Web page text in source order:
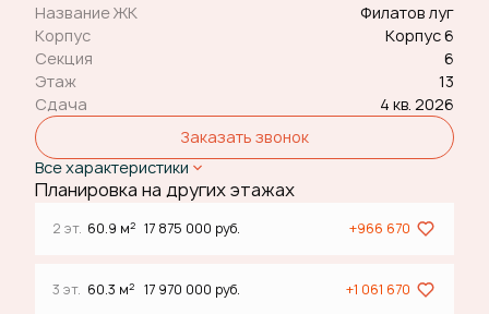
Название ЖК
Филатов луг
Корпус
Корпус 6
Секция
6
Этаж
13
Сдача
4 кв. 2026
Заказать звонок
Все характеристики
Планировка на других этажах
2 эт. 60.9 м2 17 875 000 руб. +966 670
3 эт. 60.3 м2 17 970 000 руб. +1 061 670